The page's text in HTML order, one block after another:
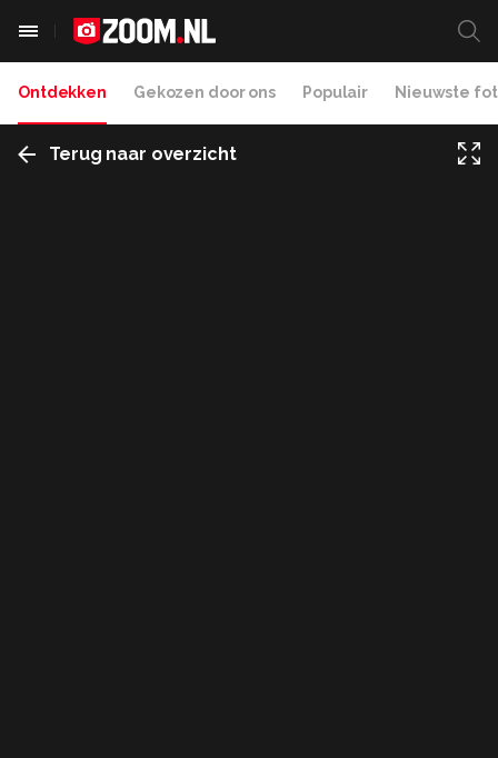
Ontdekken Gekozen door ons Populair Nieuwste
Terug naar overzicht